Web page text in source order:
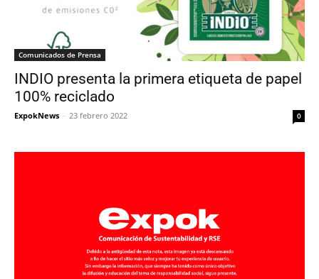
Comunicados de Prensa
INDIO presenta la primera etiqueta de papel
100% reciclado
ExpokNews - 23 febrero 2022 0